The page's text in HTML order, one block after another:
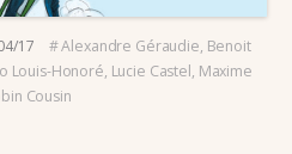
17 #Alexandre Géraudie, Benoit
Louis-Honoré, Lucie Castel, Maxime
Cousin